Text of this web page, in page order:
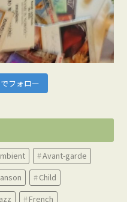
フォロー
Avant-garde
Child
French